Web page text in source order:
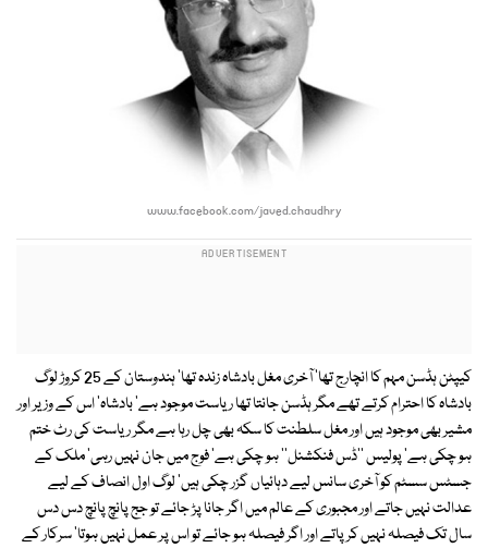
www.facebook.com/javed.chaudhry
کیپٹن ہڈسن مہم کا انچارج تھا' آخری مغل بادشاہ زندہ تھا' ہندوستان کے 25 کروڑ لوگ
بادشاہ کا احترام کرتے تھے مگر ہڈسن جانتا تھا ریاست موجود ہے' بادشاہ' اس کے وزیر اور
مشیر بھی موجود ہیں اور مغل سلطنت کا سکہ بھی چل رہا ہے مگر ریاست کی رٹ ختم
ہو چکی ہے' پولیس ''ڈس فنکشنل'' ہو چکی ہے' فوج میں جان نہیں رہی' ملک کے
جسٹس سسٹم کو آخری سانس لیے دہائیاں گزر چکی ہیں' لوگ اول انصاف کے لیے
عدالت نہیں جاتے اور مجبوری کے عالم میں اگر جانا پڑ جائے تو جج پانچ پانچ دس دس
سال تک فیصلہ نہیں کر پاتے اور اگر فیصلہ ہو جائے تو اس پر عمل نہیں ہوتا' سرکار کے